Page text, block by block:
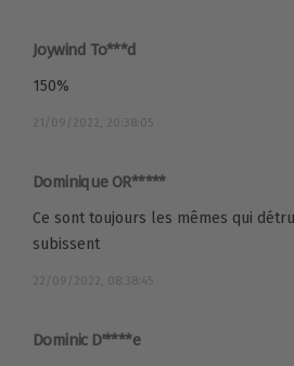
Joywind To***d
150%
21/09/2022, 20:38:05
Dominique OR*****
Ce sont toujours les mêmes qui
subissent
22/09/2022, 08:38:45
Dominic D'****e